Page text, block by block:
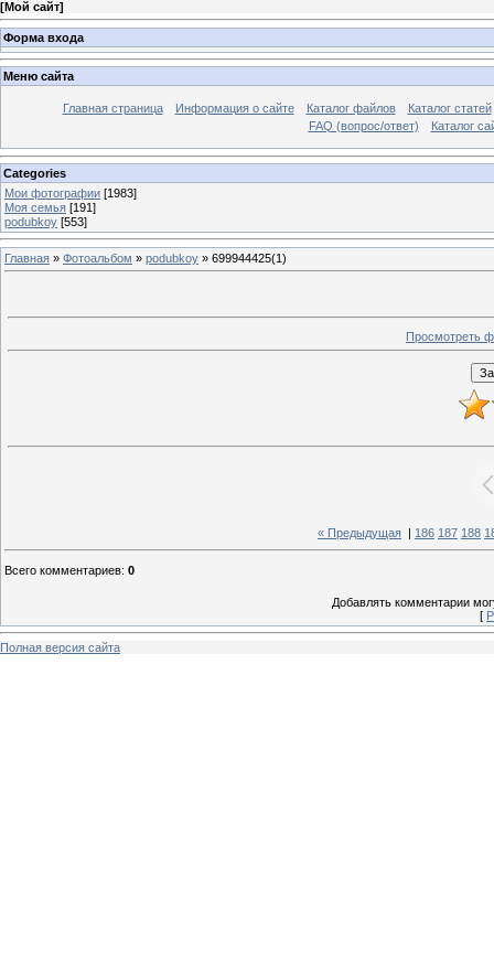
[Мой сайт]
Форма входа
Меню сайта
Главная страница Информация о сайте Каталог файлов
Каталог статей
FAQ (вопрос/ответ)
Каталог
Categories
Мои фотографии [1983]
Моя семья [191]
podubkoy [553]
Главная » Фотоальбом » podubkoy » 699944425(1)
Просмотреть
« Предыдущая 186 187 188
Всего комментариев: 0
Добавлять комментарии
[
Полная версия сайта